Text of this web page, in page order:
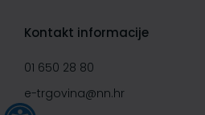
Kontakt informacije
01 650 28 80
e-trgovina@nn.hr